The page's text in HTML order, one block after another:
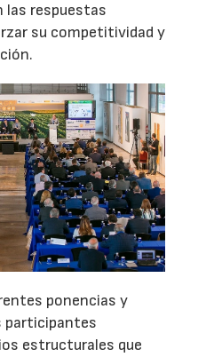
las respuestas
su competitividad y
ponencias y
participantes
estructurales que